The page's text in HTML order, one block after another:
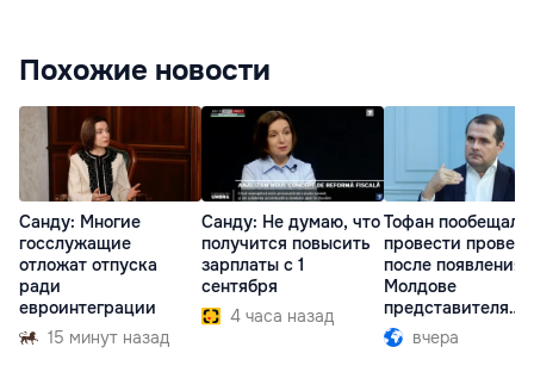
Похожие новости
Санду: Многие
госслужащие
отложат отпуска
ради
евроинтеграции
15 минут назад
Санду: Не думаю, что
получится повысить
зарплаты с 1
сентября
4 часа назад
Тофан пообещал
провести
после появления
Молдове
представителя
Южной Осетии
вчера